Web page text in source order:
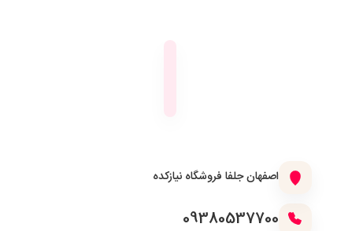
اصفهان جلفا فروشگاه نیازکده
09380537700